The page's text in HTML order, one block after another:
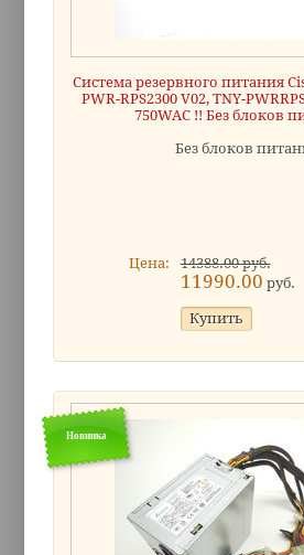
Система резервного питания
PWR-RPS2300 V02, TNY-
750WAC !! Без блоков
Без блоков
Цена: 14388.00 руб.
11990.00 руб.
Новинка